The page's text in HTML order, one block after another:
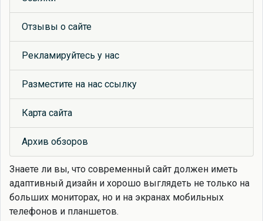
Отзывы о сайте
Рекламируйтесь у нас
Разместите на нас ссылку
Карта сайта
Архив обзоров
Знаете ли вы, что современный сайт должен иметь
адаптивный дизайн и хорошо выглядеть не только на
больших мониторах, но и на экранах мобильных
телефонов и планшетов.